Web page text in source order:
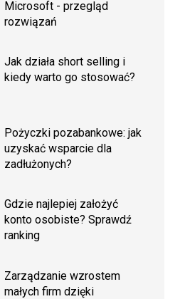
Microsoft - przegląd
rozwiązań
Jak działa short selling i
kiedy warto go stosować?
Pożyczki pozabankowe: jak
uzyskać wsparcie dla
zadłużonych?
Gdzie najlepiej założyć
konto osobiste? Sprawdź
ranking
Zarządzanie wzrostem
małych firm dzięki